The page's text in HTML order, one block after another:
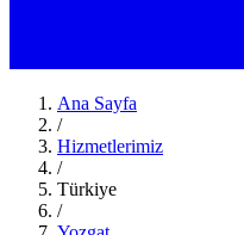
Ana Sayfa
/
Hizmetlerimiz
/
Türkiye
/